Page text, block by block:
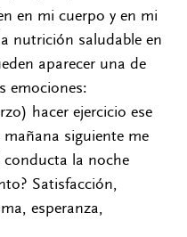
en mi cuerpo y en mi
nutrición saludable en
aparecer una de
emociones:
hacer ejercicio ese
siguiente me
la noche
Satisfacción,
esperanza,